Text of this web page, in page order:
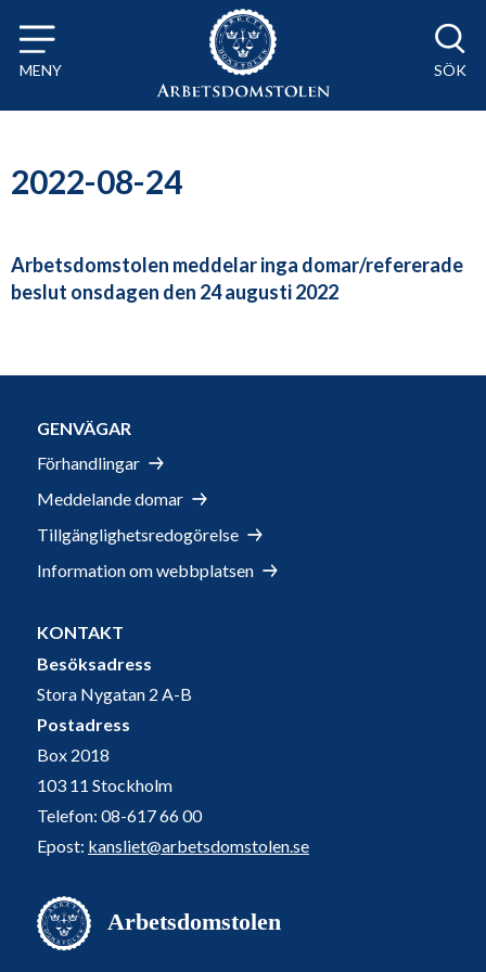
Till innehåll på sidan x
MENY SÖK
2022-08-24
Arbetsdomstolen meddelar inga domar/refererade
beslut onsdagen den 24 augusti 2022
GENVÄGAR
Förhandlingar
Meddelande domar
Tillgänglighetsredogörelse
Information om webbplatsen
KONTAKT
Besöksadress
Stora Nygatan 2 A-B
Postadress
Box 2018
103 11 Stockholm
Telefon: 08-617 66 00
Epost: kansliet@arbetsdomstolen.se